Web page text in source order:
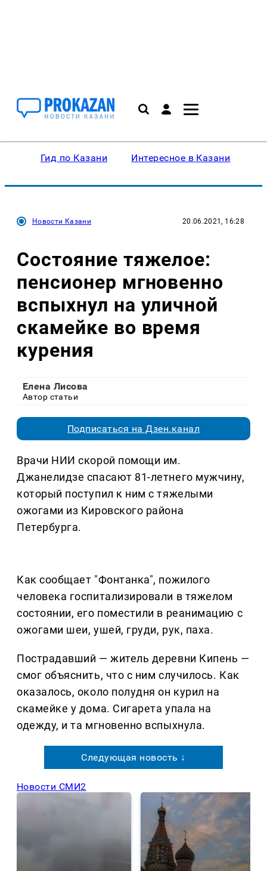
Гид по Казани Интересное в Казани
Новости Казани 20.06.2021, 16:28
Состояние тяжелое:
пенсионер мгновенно
вспыхнул на уличной
скамейке во время
курения
Елена Лисова
Автор статьи
Подписаться на Дзен.канал
Врачи НИИ скорой помощи им.
Джанелидзе спасают 81-летнего мужчину,
который поступил к ним с тяжелыми
ожогами из Кировского района
Петербурга.
Как сообщает "Фонтанка", пожилого
человека госпитализировали в тяжелом
состоянии, его поместили в реанимацию с
ожогами шеи, ушей, груди, рук, паха.
Пострадавший — житель деревни Кипень —
смог объяснить, что с ним случилось. Как
оказалось, около полудня он курил на
скамейке у дома. Сигарета упала на
одежду, и та мгновенно вспыхнула.
Следующая новость ↓
Новости СМИ2